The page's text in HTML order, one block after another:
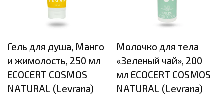
Гель для душа, Манго
и жимолость, 250 мл
ECOCERT COSMOS
NATURAL (Levrana)
Молочко для тела
«Зеленый чай», 200
мл ECOCERT COSMOS
NATURAL (Levrana)